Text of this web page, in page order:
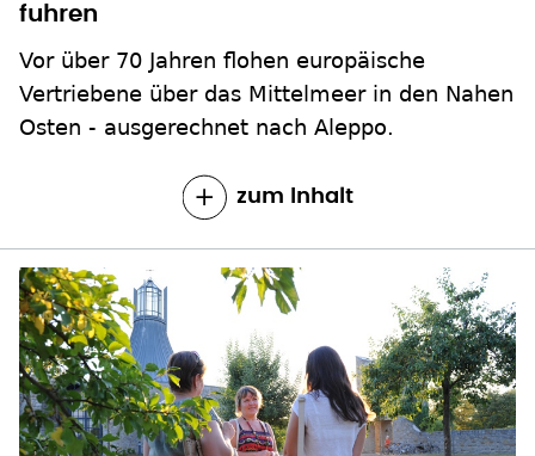
fuhren
Vor über 70 Jahren flohen europäische
Vertriebene über das Mittelmeer in den Nahen
Osten - ausgerechnet nach Aleppo.
zum Inhalt